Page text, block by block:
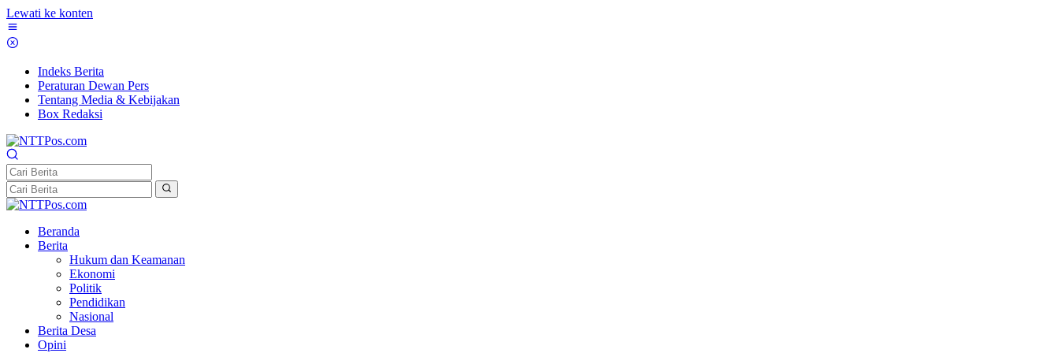
Lewati ke konten
Indeks Berita
Peraturan Dewan Pers
Tentang Media & Kebijakan
Box Redaksi
Beranda
Berita
Hukum dan Keamanan
Ekonomi
Politik
Pendidikan
Nasional
Berita Desa
Opini